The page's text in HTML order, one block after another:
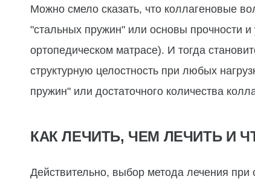
Можно смело сказать, что коллагеновые
"стальных пружин" или основы прочности
ортопедическом матрасе). И тогда
структурную целостность при любых
пружин" или достаточного количества
КАК ЛЕЧИТЬ, ЧЕМ ЛЕЧИТЬ И
Действительно, выбор метода лечения